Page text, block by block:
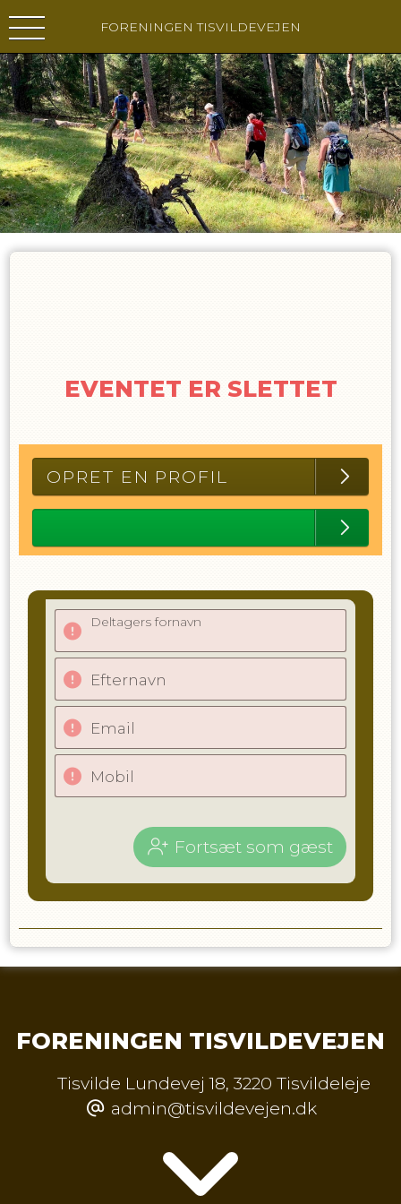
FORENINGEN TISVILDEVEJEN
EVENTET ER SLETTET
OPRET EN PROFIL
Deltagers fornavn
Efternavn
Email
Mobil
Fortsæt som gæst
FORENINGEN TISVILDEVEJEN
Tisvilde Lundevej 18, 3220 Tisvildeleje
admin@tisvildevejen.dk